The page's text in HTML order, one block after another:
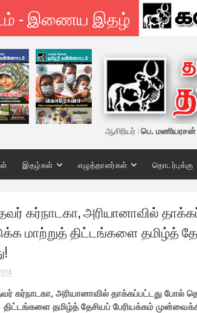
- இணைய இதழ்
ஆசிரியர் :பெ. மணியரசன்
இதழ்கள் எழுத்தாளர்கள் தொடர்புக்கு
கர்நாடகா, அரியானாவில்
மாற்றுத் திட்டங்களை தமிழ்த்
கர்நாடகா, அரியானாவில் தாக்கப்பட்டது போல்
திட்டங்களை தமிழ்த் தேசியப் பேரியக்கம்